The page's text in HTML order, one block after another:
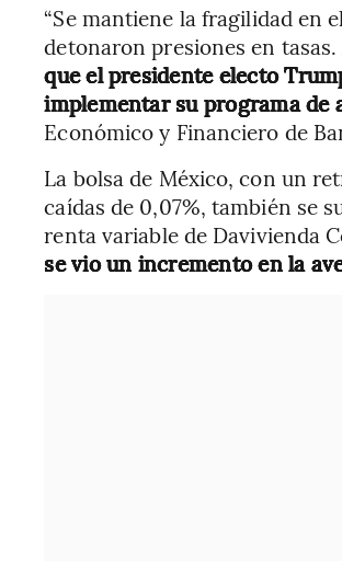
“Se mantiene la fragilidad en
detonaron presiones en
que el presidente electo
implementar su programa de
Económico y Financiero de
La bolsa de México, con un
caídas de 0,07%, también se
renta variable de Davivienda
se vio un incremento en la